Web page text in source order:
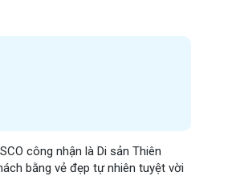
công nhận là Di sản Thiên
bằng vẻ đẹp tự nhiên tuyệt vời